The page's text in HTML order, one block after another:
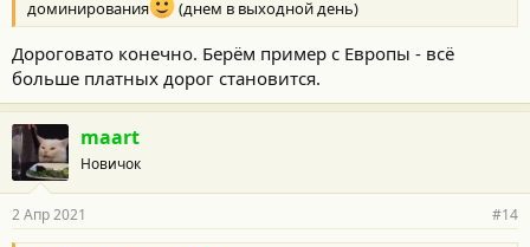
доминирования (днем в выходной день)
Дороговато конечно. Берём пример с Европы - всё
больше платных дорог становится.
maart
Новичок
2 Апр 2021 #14